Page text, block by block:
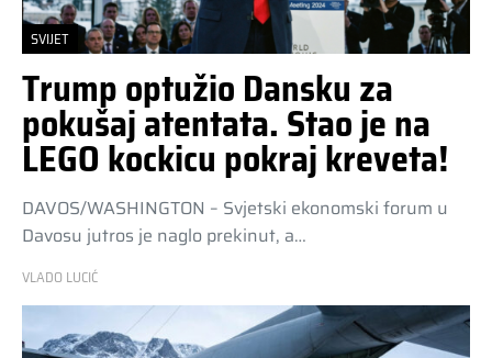
SVIJET
Trump optužio Dansku za
pokušaj atentata. Stao je na
LEGO kockicu pokraj kreveta!
DAVOS/WASHINGTON – Svjetski ekonomski forum u
Davosu jutros je naglo prekinut, a…
VLADO LUCIĆ